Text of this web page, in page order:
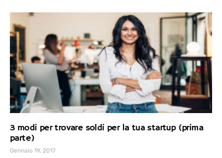
3 modi per trovare soldi per la tua startup (prima
parte)
Gennaio 19, 2017